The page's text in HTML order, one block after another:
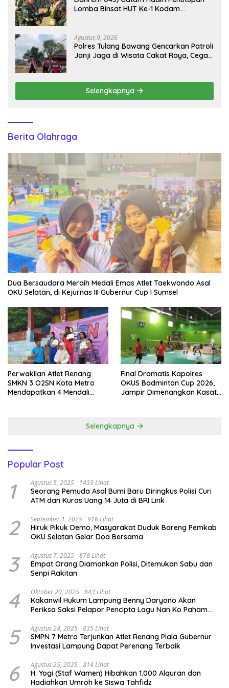
Lomba Binsat HUT Ke-1 Kodam
Agustus 9, 2026
Polres Tulang Bawang Gencarkan Patroli
Janji Jaga di Wisata Cakat Raya, Cegah
Selengkapnya
Berita Olahraga
Dua Bersaudara Meraih Medali Emas Atlet Taekwondo Asal
OKU Selatan, di Kejurnas III Gubernur Cup I Sumsel
Perwakilan Atlet Renang
SMKN 3 O2SN Kota Metro
Mendapatkan 4 Mendali
Final Dramatis Kapolres
OKUS Badminton Cup 2026,
Jampir Dimenangkan Kasat
Selengkapnya
Popular Post
1 Agustus 5, 2025 1433 Lihat
Seorang Pemuda Asal Bumi Baru Diringkus Polisi Curi
ATM dan Kuras Uang 14 Juta di BRI Link
2 September 1, 2025 916 Lihat
Hiruk Pikuk Demo, Masyarakat Duduk Bareng Pemkab
OKU Selatan Gelar Doa Bersama
3 Agustus 7, 2025 878 Lihat
Empat Orang Diamankan Polisi, Ditemukan Sabu dan
Senpi Rakitan
4 Oktober 20, 2025 843 Lihat
Kakanwil Hukum Lampung Benny Daryono Akan
Periksa Saksi Pelapor Pencipta Lagu Nan Ko Paham
5 Agustus 24, 2025 835 Lihat
SMPN 7 Metro Terjunkan Atlet Renang Piala Gubernur
Investasi Lampung Dapat Perenang Terbaik
6 Agustus 25, 2025 814 Lihat
H. Yogi (Staf Wamen) Hibahkan 1.000 Alquran dan
Hadiahkan Umroh ke Siswa Tahfidz